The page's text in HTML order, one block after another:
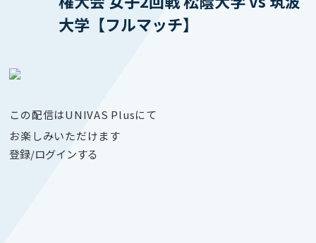
大学【フルマッチ】
この配信はUNIVAS Plusにて
お楽しみいただけます
登録/ログインする